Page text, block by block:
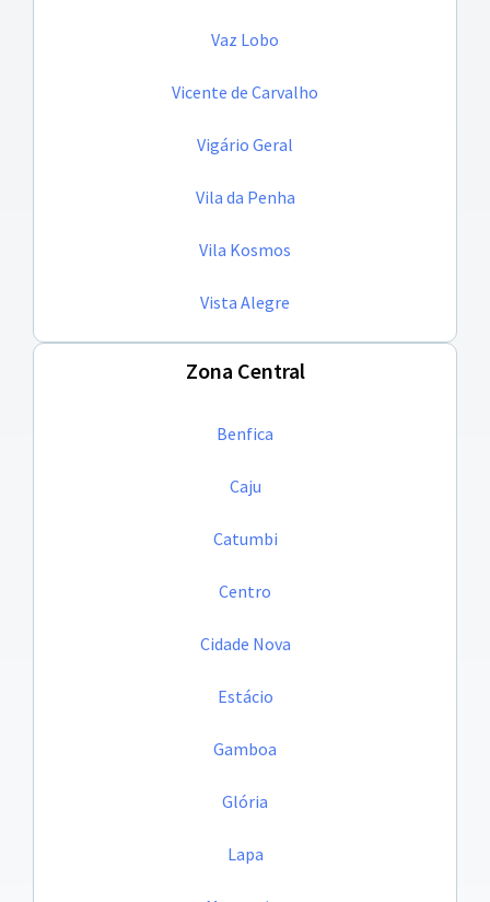
Vaz Lobo
Vicente de Carvalho
Vigário Geral
Vila da Penha
Vila Kosmos
Vista Alegre
Zona Central
Benfica
Caju
Catumbi
Centro
Cidade Nova
Estácio
Gamboa
Glória
Lapa